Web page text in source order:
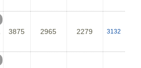
3875 2965 2279 3132